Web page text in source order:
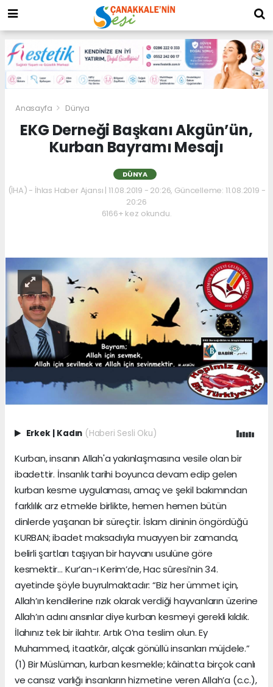
Anasayfa Dünya
EKG Derneği Başkanı Akgün’ün,
Kurban Bayramı Mesajı
DÜNYA
(İHA) - İhlas Haber Ajansı | 11.08.2019 - 20:26, Güncelleme: 11.08.2019 -
20:26
6166+ kez okundu.
Erkek | Kadın (Haberi Sesli Oku)
Kurban, insanın Allah'a yakınlaşmasına vesile olan bir
ibadettir. İnsanlık tarihi boyunca devam edip gelen
kurban kesme uygulaması, amaç ve şekil bakımından
farklılık arz etmekle birlikte, hemen hemen bütün
dinlerde yaşanan bir süreçtir. İslam dininin öngördüğü
KURBAN; ibadet maksadıyla muayyen bir zamanda,
belirli şartları taşıyan bir hayvanı usulüne göre
kesmektir… Kur’an-ı Kerim’de, Hac sûresi’nin 34.
ayetinde şöyle buyrulmaktadır: “Biz her ümmet için,
Allah’ın kendilerine rızık olarak verdiği hayvanların üzerine
Allah’ın adını ansınlar diye kurban kesmeyi gerekli kıldık.
İlahınız tek bir ilahtır. Artık O’na teslim olun. Ey
Muhammed, itaatkâr, alçak gönüllü insanları müjdele.”
(1) Bir Müslüman, kurban kesmekle; kâinatta birçok canlı
ve cansız varlığı insanların hizmetine veren Allah’a (c.c.),